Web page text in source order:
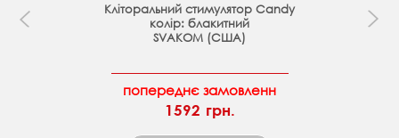
Кліторальний стимулятор Candy
колір: блакитний
SVAKOM (США)
попереднє замовленн
1592 грн.